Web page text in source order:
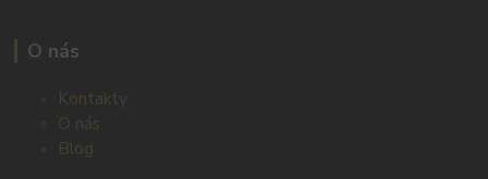
O nás
Kontakty
O nás
Blog